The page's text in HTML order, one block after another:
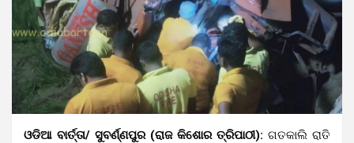
ଓଡିଆ ବାର୍ତ୍ତା/ ସୁବର୍ଣ୍ଣପୁର (ରାଜ କିଶୋର ତ୍ରିପାଠୀ): ଗତକାଲି ରାତି